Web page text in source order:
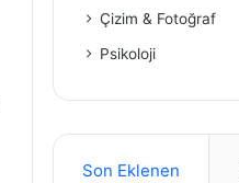
Çizim & Fotoğraf
Psikoloji
Son Eklenen